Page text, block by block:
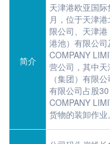
简介
天津港欧亚国
月，位于天津
限公司、天津
港池）有限公
COMPANY
营公司，其中
（集团）有限
有限公司占股
COMPANY
货物的装卸作业。